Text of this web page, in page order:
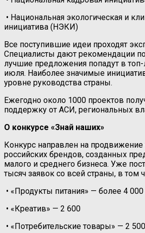
• Национальная экологическая и
инициатива (НЭКИ)
Все поступившие идеи проходят
Специалисты дают рекомендации
лучшие предложения попадут в
июля. Наиболее значимые
уровне руководства страны.
Ежегодно около 1000 проектов
поддержку от АСИ, региональных
О конкурсе «Знай наших»
Конкурс направлен на
российских брендов, созданных
малого и среднего бизнеса. Уже
тысяч заявок со всей страны, в том
• «Продукты питания» — более 4
• «Креатив» — 2 600
• «Потребительские товары» — 2 500